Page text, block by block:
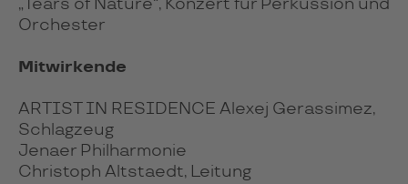
„Tears of Nature“, Konzert für Perkussion und
Orchester
Mitwirkende
ARTIST IN RESIDENCE Alexej Gerassimez,
Schlagzeug
Jenaer Philharmonie
Christoph Altstaedt, Leitung